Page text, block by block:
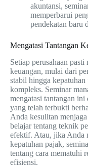
akuntansi,
memperbarui
pendekatan baru
Mengatasi Tantangan
Setiap perusahaan
keuangan, mulai dari
stabil hingga
kompleks. Seminar
mengatasi tantangan
yang telah terbukti
Anda kesulitan
belajar tentang teknik
efektif. Atau, jika Anda
kepatuhan pajak,
tentang cara mematuhi
efisiensi.